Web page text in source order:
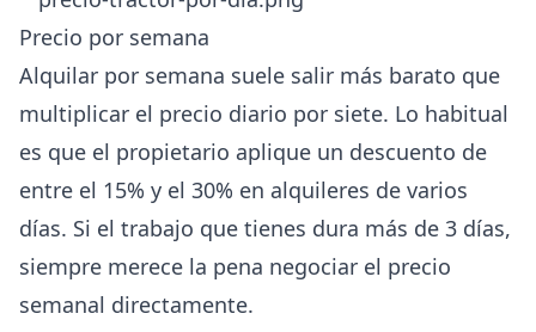
Precio por semana
Alquilar por semana suele salir más barato que
multiplicar el precio diario por siete. Lo habitual
es que el propietario aplique un descuento de
entre el 15% y el 30% en alquileres de varios
días. Si el trabajo que tienes dura más de 3 días,
siempre merece la pena negociar el precio
semanal directamente.